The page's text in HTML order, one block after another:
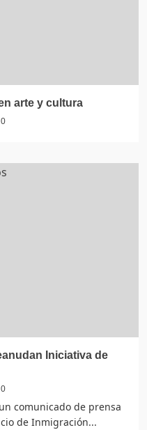
arte y cultura
0
Iniciativa de
0
comunicado de prensa
de Inmigración...